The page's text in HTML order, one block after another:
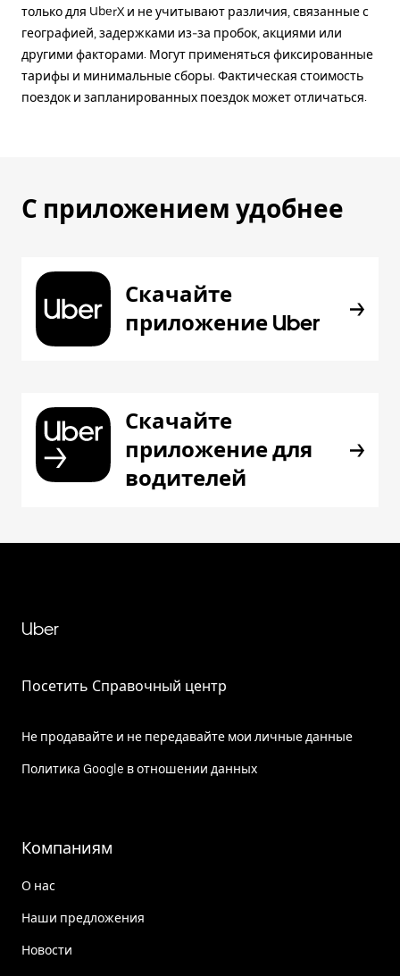
только для UberX и не учитывают различия, связанные с
географией, задержками из-за пробок, акциями или
другими факторами. Могут применяться фиксированные
тарифы и минимальные сборы. Фактическая стоимость
поездок и запланированных поездок может отличаться.
С приложением удобнее
Скачайте
приложение Uber
Скачайте
приложение для
водителей
Uber
Посетить Справочный центр
Не продавайте и не передавайте мои личные данные
Политика Google в отношении данных
Компаниям
О нас
Наши предложения
Новости